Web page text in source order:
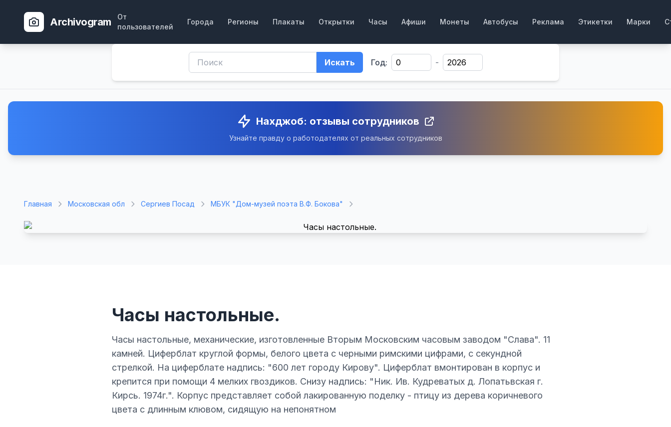
Archivogram
От
пользователей
Города Регионы Плакаты Открытки Часы Афиши Монеты Автобусы Реклама Этикетки Марки
Искать Год: -
Нахджоб: отзывы сотрудников
Узнайте правду о работодателях от реальных сотрудников
Главная Московская обл Сергиев Посад МБУК "Дом-музей поэта В.Ф. Бокова"
Часы настольные.
Часы настольные, механические, изготовленные Вторым Московским часовым заводом "Слава". 11
камней. Циферблат круглой формы, белого цвета с черными римскими цифрами, с секундной
стрелкой. На циферблате надпись: "600 лет городу Кирову". Циферблат вмонтирован в корпус и
крепится при помощи 4 мелких гвоздиков. Снизу надпись: "Ник. Ив. Кудреватых д. Лопатьвская г.
Кирсь. 1974г.". Корпус представляет собой лакированную поделку - птицу из дерева коричневого
цвета с длинным клювом, сидящую на непонятном